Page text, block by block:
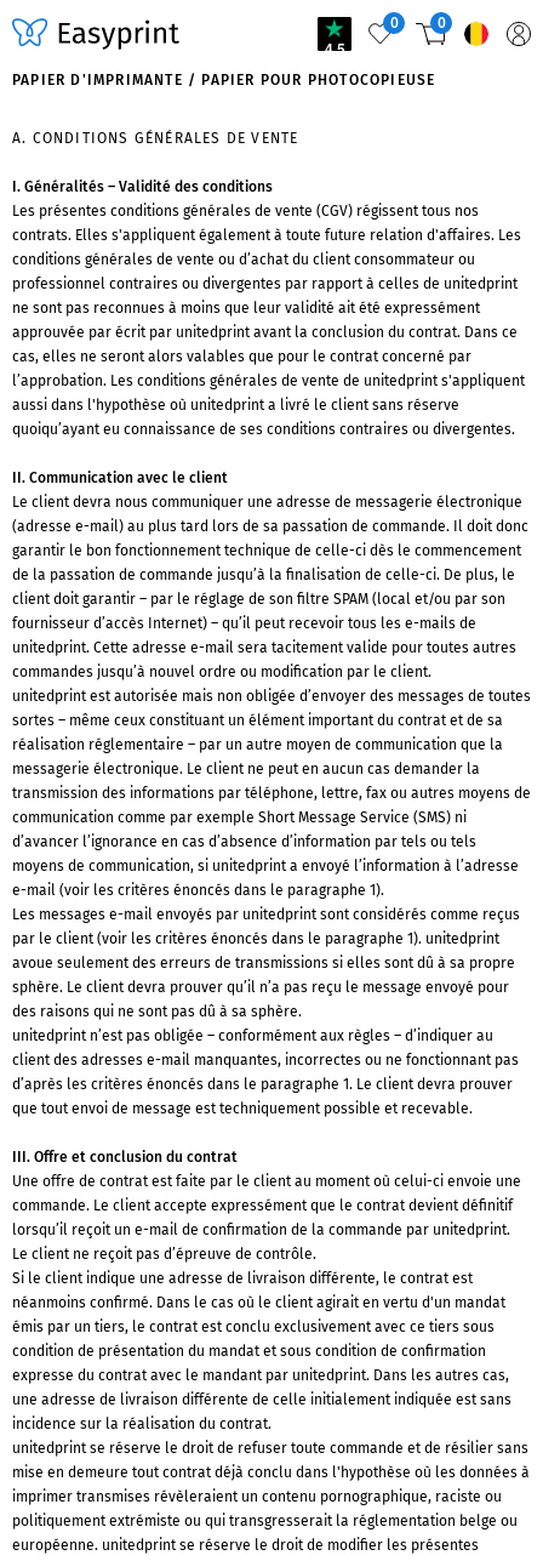
4.5
0 0
PAPIER D'IMPRIMANTE / PAPIER POUR PHOTOCOPIEUSE
A. CONDITIONS GÉNÉRALES DE VENTE
I. Généralités – Validité des conditions
Les présentes conditions générales de vente (CGV) régissent tous nos
contrats. Elles s'appliquent également à toute future relation d'affaires. Les
conditions générales de vente ou d’achat du client consommateur ou
professionnel contraires ou divergentes par rapport à celles de unitedprint
ne sont pas reconnues à moins que leur validité ait été expressément
approuvée par écrit par unitedprint avant la conclusion du contrat. Dans ce
cas, elles ne seront alors valables que pour le contrat concerné par
l’approbation. Les conditions générales de vente de unitedprint s'appliquent
aussi dans l'hypothèse où unitedprint a livré le client sans réserve
quoiqu’ayant eu connaissance de ses conditions contraires ou divergentes.
II. Communication avec le client
Le client devra nous communiquer une adresse de messagerie électronique
(adresse e-mail) au plus tard lors de sa passation de commande. Il doit donc
garantir le bon fonctionnement technique de celle-ci dès le commencement
de la passation de commande jusqu’à la finalisation de celle-ci. De plus, le
client doit garantir – par le réglage de son filtre SPAM (local et/ou par son
fournisseur d’accès Internet) – qu’il peut recevoir tous les e-mails de
unitedprint. Cette adresse e-mail sera tacitement valide pour toutes autres
commandes jusqu’à nouvel ordre ou modification par le client.
unitedprint est autorisée mais non obligée d’envoyer des messages de toutes
sortes – même ceux constituant un élément important du contrat et de sa
réalisation réglementaire – par un autre moyen de communication que la
messagerie électronique. Le client ne peut en aucun cas demander la
transmission des informations par téléphone, lettre, fax ou autres moyens de
communication comme par exemple Short Message Service (SMS) ni
d’avancer l’ignorance en cas d’absence d’information par tels ou tels
moyens de communication, si unitedprint a envoyé l’information à l’adresse
e-mail (voir les critères énoncés dans le paragraphe 1).
Les messages e-mail envoyés par unitedprint sont considérés comme reçus
par le client (voir les critères énoncés dans le paragraphe 1). unitedprint
avoue seulement des erreurs de transmissions si elles sont dû à sa propre
sphère. Le client devra prouver qu’il n’a pas reçu le message envoyé pour
des raisons qui ne sont pas dû à sa sphère.
unitedprint n’est pas obligée – conformément aux règles – d’indiquer au
client des adresses e-mail manquantes, incorrectes ou ne fonctionnant pas
d’après les critères énoncés dans le paragraphe 1. Le client devra prouver
que tout envoi de message est techniquement possible et recevable.
III. Offre et conclusion du contrat
Une offre de contrat est faite par le client au moment où celui-ci envoie une
commande. Le client accepte expressément que le contrat devient définitif
lorsqu’il reçoit un e-mail de confirmation de la commande par unitedprint.
Le client ne reçoit pas d’épreuve de contrôle.
Si le client indique une adresse de livraison différente, le contrat est
néanmoins confirmé. Dans le cas où le client agirait en vertu d'un mandat
émis par un tiers, le contrat est conclu exclusivement avec ce tiers sous
condition de présentation du mandat et sous condition de confirmation
expresse du contrat avec le mandant par unitedprint. Dans les autres cas,
une adresse de livraison différente de celle initialement indiquée est sans
incidence sur la réalisation du contrat.
unitedprint se réserve le droit de refuser toute commande et de résilier sans
mise en demeure tout contrat déjà conclu dans l'hypothèse où les données à
imprimer transmises révèleraient un contenu pornographique, raciste ou
politiquement extrémiste ou qui transgresserait la réglementation belge ou
européenne. unitedprint se réserve le droit de modifier les présentes